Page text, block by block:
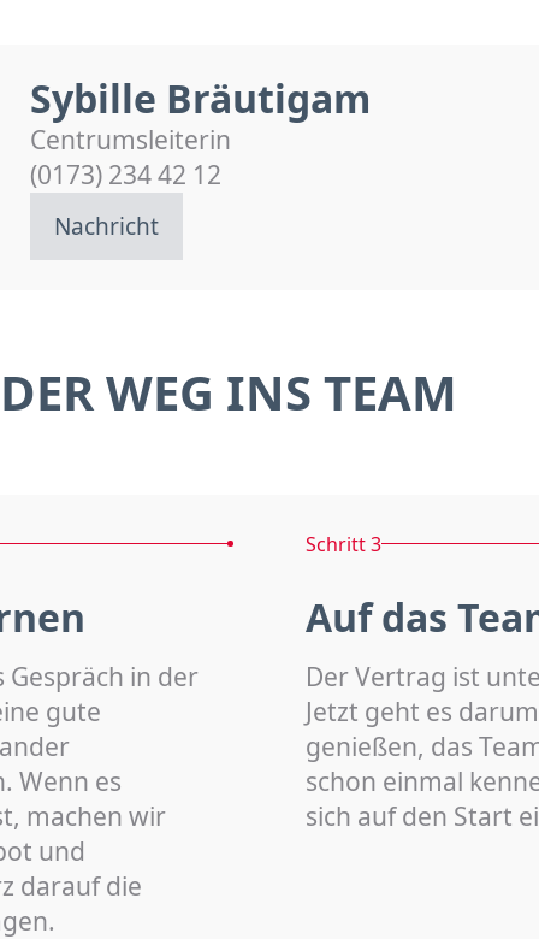
Sybille Bräutigam
Centrumsleiterin
(0173) 234 42 12
Nachricht
DER WEG INS TEAM
Gespräch in der
gute
Wenn es
machen wir
und
darauf die
Schritt 3
Auf das
Der Vertrag ist
Jetzt geht es
genießen, das
schon einmal
sich auf den Start